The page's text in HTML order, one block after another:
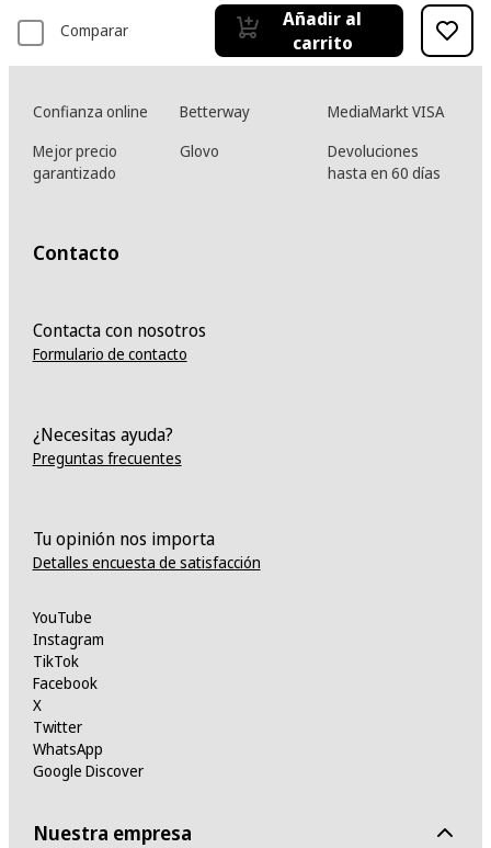
Comparar
Añadir al
carrito
Confianza online Betterway
MediaMarkt VISA
Mejor precio
garantizado
Glovo
Devoluciones
hasta en 60 días
Contacto
Contacta con nosotros
Formulario de contacto
¿Necesitas ayuda?
Preguntas frecuentes
Tu opinión nos importa
Detalles encuesta de satisfacción
YouTube
Instagram
TikTok
Facebook
X
Twitter
WhatsApp
Google Discover
Nuestra empresa